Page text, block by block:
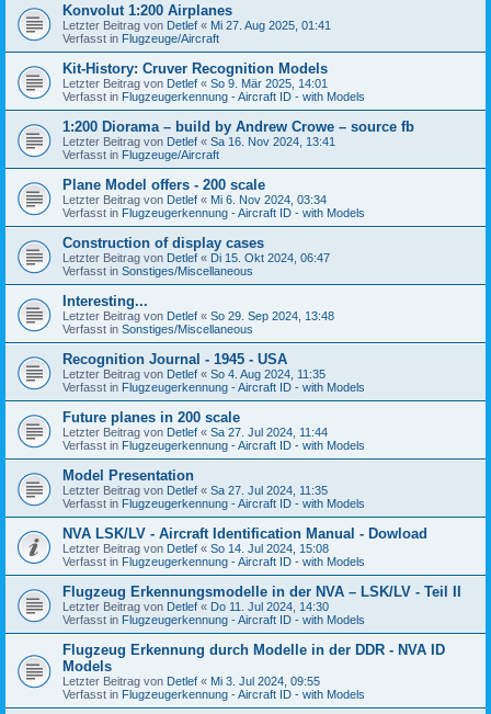
Konvolut 1:200 Airplanes
Letzter Beitrag von Detlef « Mi 27. Aug 2025, 01:41
Verfasst in Flugzeuge/Aircraft
Kit-History: Cruver Recognition Models
Letzter Beitrag von Detlef « So 9. Mär 2025, 14:01
Verfasst in Flugzeugerkennung - Aircraft ID - with Models
1:200 Diorama – build by Andrew Crowe – source fb
Letzter Beitrag von Detlef « Sa 16. Nov 2024, 13:41
Verfasst in Flugzeuge/Aircraft
Plane Model offers - 200 scale
Letzter Beitrag von Detlef « Mi 6. Nov 2024, 03:34
Verfasst in Flugzeugerkennung - Aircraft ID - with Models
Construction of display cases
Letzter Beitrag von Detlef « Di 15. Okt 2024, 06:47
Verfasst in Sonstiges/Miscellaneous
Interesting...
Letzter Beitrag von Detlef « So 29. Sep 2024, 13:48
Verfasst in Sonstiges/Miscellaneous
Recognition Journal - 1945 - USA
Letzter Beitrag von Detlef « So 4. Aug 2024, 11:35
Verfasst in Flugzeugerkennung - Aircraft ID - with Models
Future planes in 200 scale
Letzter Beitrag von Detlef « Sa 27. Jul 2024, 11:44
Verfasst in Flugzeugerkennung - Aircraft ID - with Models
Model Presentation
Letzter Beitrag von Detlef « Sa 27. Jul 2024, 11:35
Verfasst in Flugzeugerkennung - Aircraft ID - with Models
NVA LSK/LV - Aircraft Identification Manual - Dowload
Letzter Beitrag von Detlef « So 14. Jul 2024, 15:08
Verfasst in Flugzeugerkennung - Aircraft ID - with Models
Flugzeug Erkennungsmodelle in der NVA – LSK/LV - Teil II
Letzter Beitrag von Detlef « Do 11. Jul 2024, 14:30
Verfasst in Flugzeugerkennung - Aircraft ID - with Models
Flugzeug Erkennung durch Modelle in der DDR - NVA ID
Models
Letzter Beitrag von Detlef « Mi 3. Jul 2024, 09:55
Verfasst in Flugzeugerkennung - Aircraft ID - with Models